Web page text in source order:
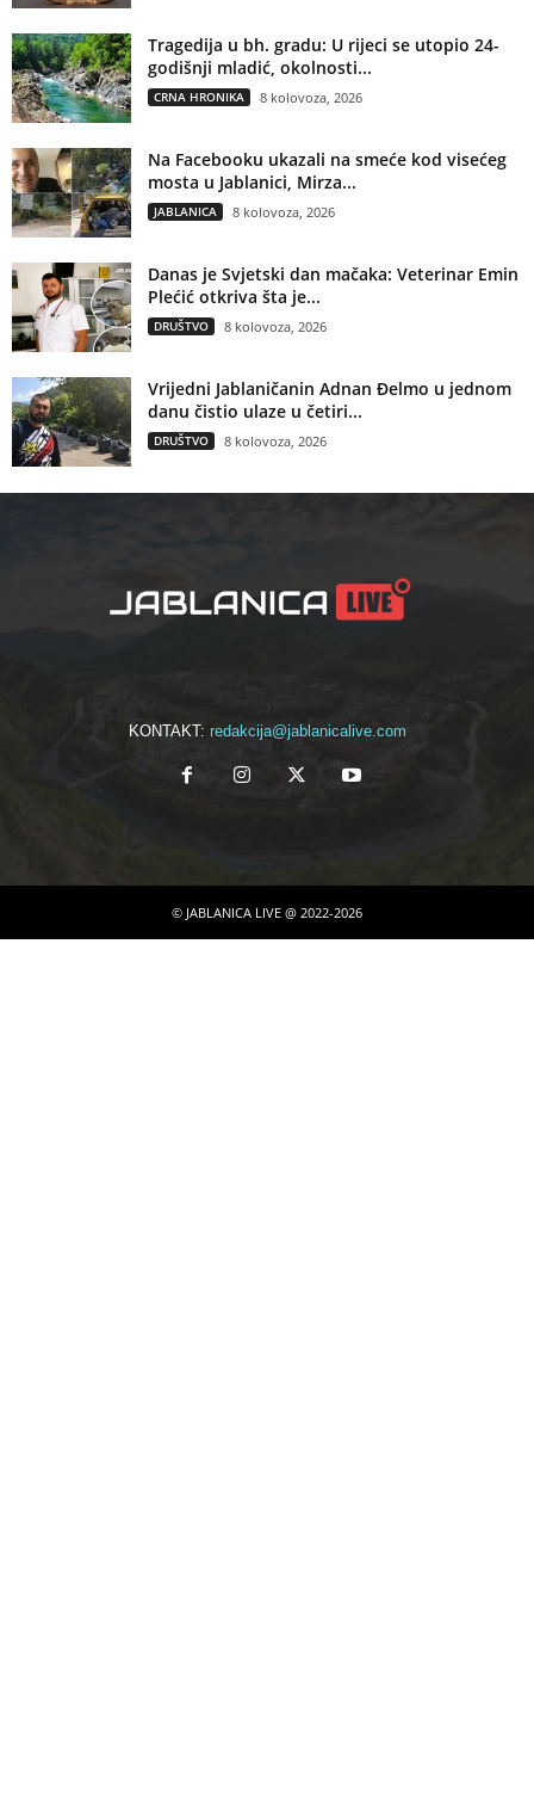
Tragedija u bh. gradu: U rijeci se utopio 24-
godišnji mladić, okolnosti...
CRNA HRONIKA 8 kolovoza, 2026
Na Facebooku ukazali na smeće kod visećeg
mosta u Jablanici, Mirza...
JABLANICA 8 kolovoza, 2026
Danas je Svjetski dan mačaka: Veterinar Emin
Plećić otkriva šta je...
DRUŠTVO 8 kolovoza, 2026
Vrijedni Jablaničanin Adnan Đelmo u jednom
danu čistio ulaze u četiri...
DRUŠTVO 8 kolovoza, 2026
KONTAKT: redakcija@jablanicalive.com
© JABLANICA LIVE @ 2022-2026